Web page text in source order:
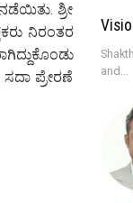
ಶ್ರೀ
ನಿರಂತರ
ಪ್ರೇರಣೆ
and...